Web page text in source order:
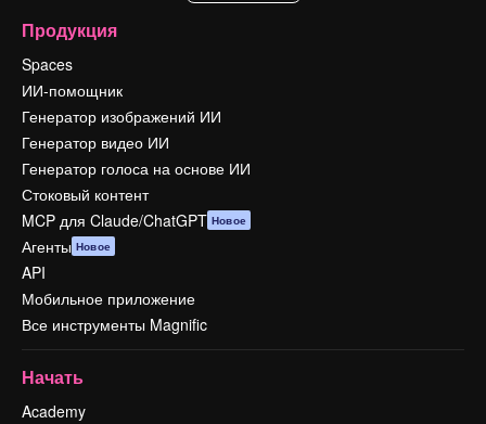
Продукция
Spaces
ИИ-помощник
Генератор изображений ИИ
Генератор видео ИИ
Генератор голоса на основе ИИ
Стоковый контент
MCP для Claude/ChatGPT Новое
Агенты Новое
API
Мобильное приложение
Все инструменты Magnific
Начать
Academy